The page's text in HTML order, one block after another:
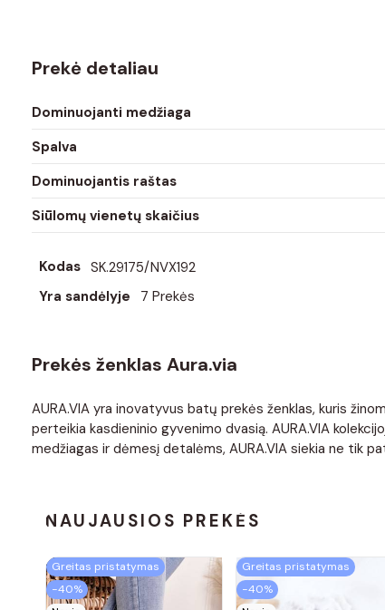
Prekė detaliau
Dominuojanti medžiaga
Spalva
Dominuojantis raštas
Siūlomų vienetų skaičius
Kodas SK.29175/NVX192
Yra sandėlyje
7 Prekės
Prekės ženklas Aura.via
AURA.VIA yra inovatyvus batų prekės ženklas, kuris
perteikia kasdieninio gyvenimo dvasią. AURA.VIA
medžiagas ir dėmesį detalėms, AURA.VIA siekia ne tik
NAUJAUSIOS PREKĖS
Greitas pristatymas
−40%
Greitas pristatymas
−40%